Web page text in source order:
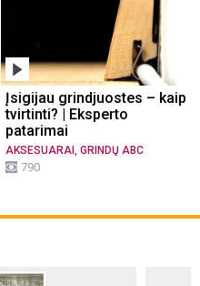
Įsigijau grindjuostes – kaip
tvirtinti? | Eksperto
patarimai
AKSESUARAI GRINDŲ ABC
790